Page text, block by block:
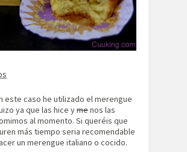
este caso he utilizado el merengue
ya que las hice ymenos las
al momento. Si queréis que
más tiempo seria recomendable
un merengue italiano o cocido.